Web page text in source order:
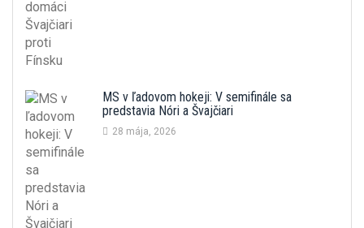
MS v ľadovom hokeji: V semifinále sa
predstavia Nóri a Švajčiari
28 mája, 2026